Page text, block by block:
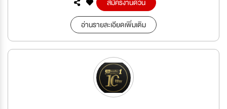
สมัครงานด่วน
อ่านรายละเอียดเพิ่มเติม